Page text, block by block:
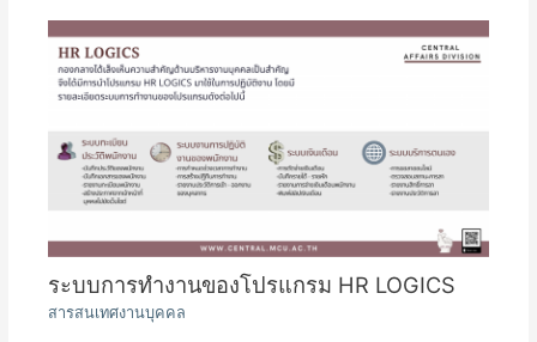
ระบบการทำงานของโปรแกรม HR LOGICS
สารสนเทศงานบุคคล